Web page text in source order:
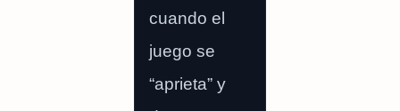
cuando el
juego se
“aprieta” y